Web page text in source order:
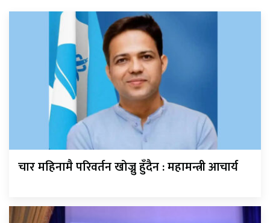
चार महिनामै परिवर्तन खोज्नु हुँदैन : महामन्त्री आचार्य